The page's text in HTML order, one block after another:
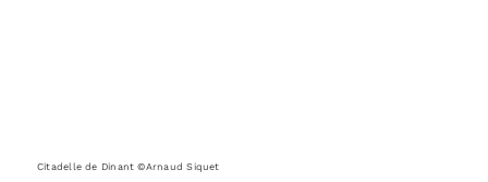
Citadelle de Dinant ©Arnaud Siquet